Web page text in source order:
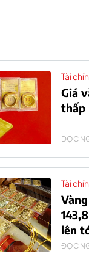
Tài
Giá
thấp
ĐỌC
Tài
lên
ĐỌC